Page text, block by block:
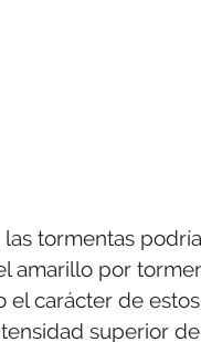
tormentas
amarillo por
el carácter de
superior de